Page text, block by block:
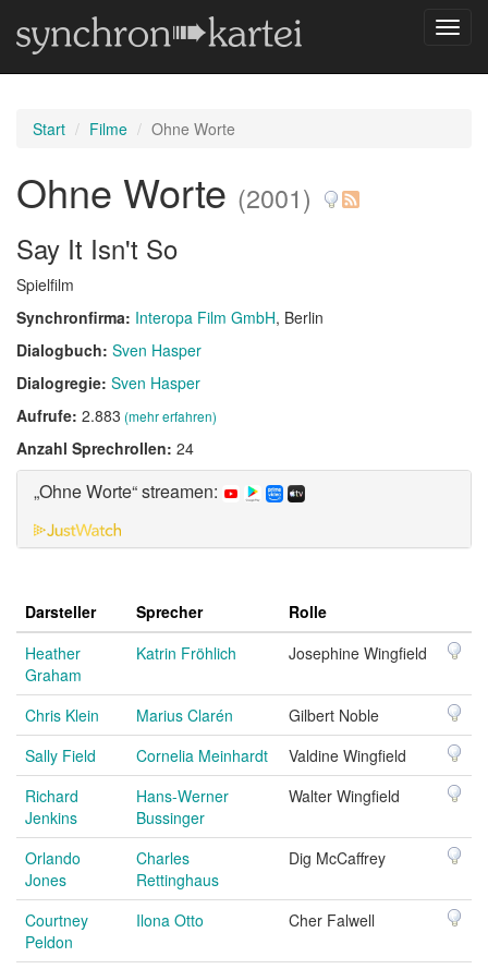
Start Filme Ohne Worte
Ohne Worte (2001)
Say It Isn't So
Spielfilm
Synchronfirma: Interopa Film GmbH, Berlin
Dialogbuch: Sven Hasper
Dialogregie: Sven Hasper
Aufrufe: 2.883 (mehr erfahren)
Anzahl Sprechrollen: 24
„Ohne Worte“ streamen:
Darsteller Sprecher
Rolle
Heather
Graham
Katrin Fröhlich Josephine Wingfield
Chris Klein Marius Clarén
Gilbert Noble
Sally Field
Cornelia Meinhardt
Valdine Wingfield
Richard
Jenkins
Hans-Werner
Bussinger
Walter Wingfield
Orlando
Jones
Charles
Rettinghaus
Dig McCaffrey
Courtney
Peldon
Ilona Otto Cher Falwell